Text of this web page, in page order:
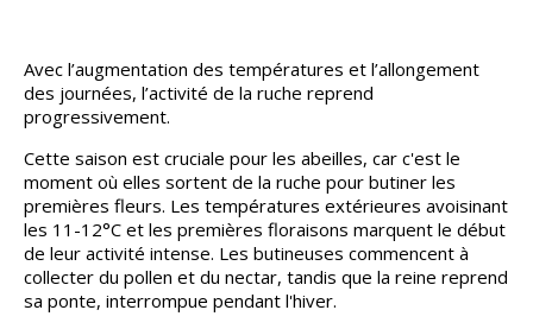
Avec l’augmentation des températures et l’allongement
des journées, l’activité de la ruche reprend
progressivement.
Cette saison est cruciale pour les abeilles, car c'est le
moment où elles sortent de la ruche pour butiner les
premières fleurs. Les températures extérieures avoisinant
les 11-12°C et les premières floraisons marquent le début
de leur activité intense. Les butineuses commencent à
collecter du pollen et du nectar, tandis que la reine reprend
sa ponte, interrompue pendant l'hiver.